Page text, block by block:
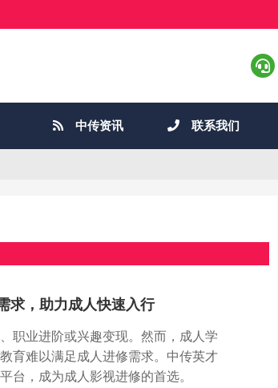
中传资讯 联系我们
力成人快速入行
职业进阶或兴趣变现。然而，成人学
育难以满足成人进修需求。中传英才
台，成为成人影视进修的首选。